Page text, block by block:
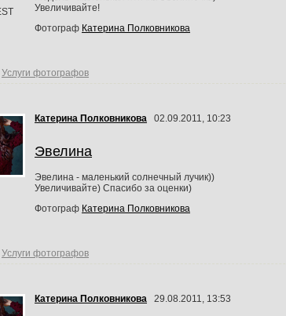
Увеличивайте!
Фотограф Катерина Полковникова
Услуги фотографов
Катерина Полковникова 02.09.2011, 10:23
Эвелина
Эвелина - маленький солнечный лучик))
Увеличивайте) Спасибо за оценки)
Фотограф Катерина Полковникова
Услуги фотографов
Катерина Полковникова 29.08.2011, 13:53